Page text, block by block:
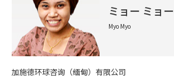
ミョー ミョー
Myo Myo
加施德环球咨询（缅甸）有限公司